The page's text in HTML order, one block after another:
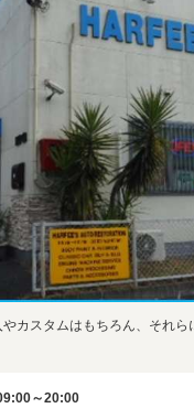
カスタムはもちろん、それ
～20:00